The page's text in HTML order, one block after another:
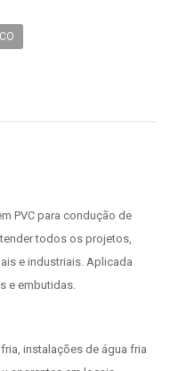
PVC para condução de
todos os projetos,
e industriais. Aplicada
e embutidas.
instalações de água fria